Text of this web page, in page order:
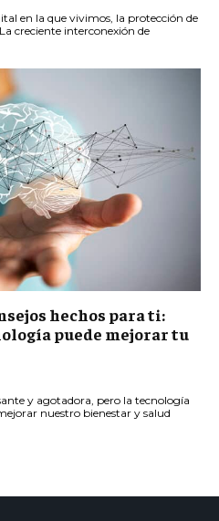
en la que vivimos, la protección de
creciente interconexión de
hechos para ti:
puede mejorar tu
y agotadora, pero la tecnología
nuestro bienestar y salud